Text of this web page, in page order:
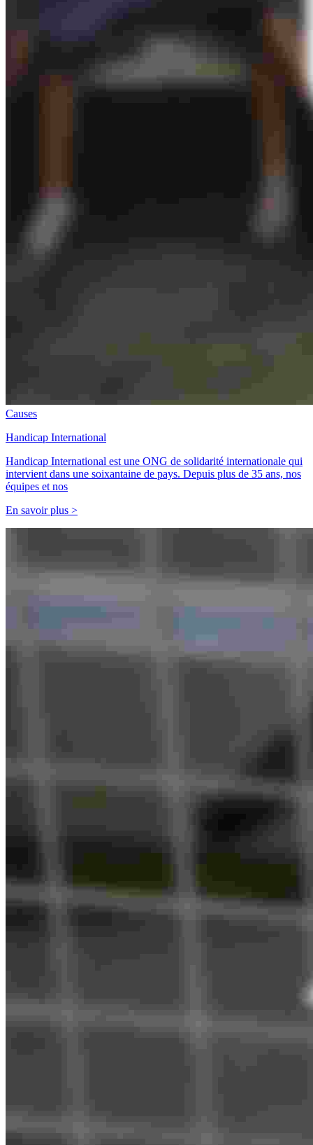
Causes
Handicap International
Handicap International est une ONG de solidarité internationale qui
intervient dans une soixantaine de pays. Depuis plus de 35 ans, nos
équipes et nos
En savoir plus >